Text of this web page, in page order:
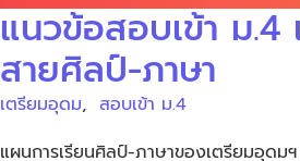
แนวข้อสอบเข้า ม.4
สายศิลป์-ภาษา
เตรียมอุดม, สอบเข้า ม.4
แผนการเรียนศิลป์-ภาษาของเตรียมอุดม